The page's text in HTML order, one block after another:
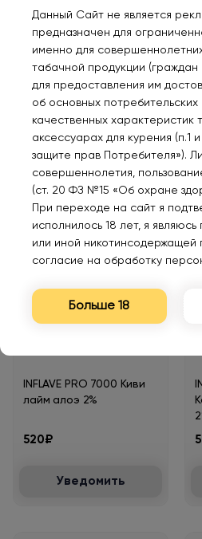
Нет в наличии
INFLAVE PRO 7000
Ледяная груша 2%
520₽
Уведомить
Нет в наличии
INFLAVE PRO 7000 Киви
лайм алоэ 2%
520₽
Уведомить
Данный Сайт не является
предназначен для
именно для
табачной продукции
для предоставления им
об основных потребительских
качественных характеристик
аксессуарах для курения (п.1
защите прав Потребителя»).
совершеннолетия,
(ст. 20 ФЗ №15 «Об охране
При переходе на сайт я
исполнилось 18 лет, я
или иной никотинсодержащей
согласие на обработку
Больше 18